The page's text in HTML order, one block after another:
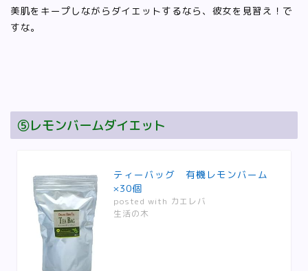
美肌をキープしながらダイエットするなら、彼女を見習え！で
すな。
⑤レモンバームダイエット
ティーバッグ 有機レモンバーム
×30個
posted with カエレバ
生活の木